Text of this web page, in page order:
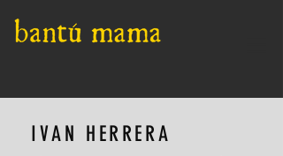
IVAN HERRERA